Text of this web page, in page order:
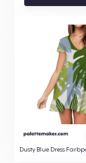
Dusty Blue Dress